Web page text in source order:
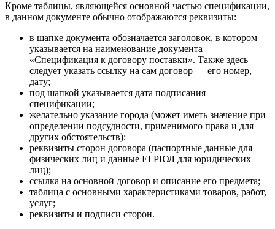
Кроме таблицы, являющейся основной частью спецификации,
в данном документе обычно отображаются реквизиты:
в шапке документа обозначается заголовок, в котором
указывается на наименование документа —
«Спецификация к договору поставки». Также здесь
следует указать ссылку на сам договор — его номер,
дату;
под шапкой указывается дата подписания
спецификации;
желательно указание города (может иметь значение при
определении подсудности, применимого права и для
других обстоятельств);
реквизиты сторон договора (паспортные данные для
физических лиц и данные ЕГРЮЛ для юридических
лиц);
ссылка на основной договор и описание его предмета;
таблица с основными характеристиками товаров, работ,
услуг;
реквизиты и подписи сторон.